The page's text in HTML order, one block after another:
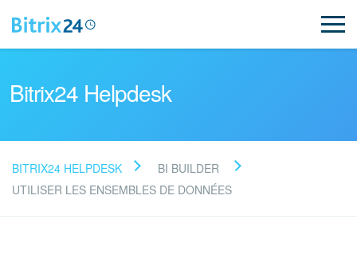
Lire la FAQ
Bitrix24 Helpdesk
BITRIX24 HELPDESK
BI BUILDER
UTILISER LES ENSEMBLES DE DONNÉES